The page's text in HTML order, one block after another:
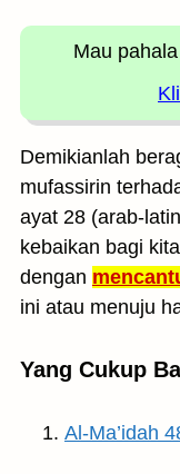
Mau
Demikianlah
mufassirin
ayat 28 (arab-
kebaikan bagi
dengan
ini atau menuju
Yang Cukup
Al-Ma’idah